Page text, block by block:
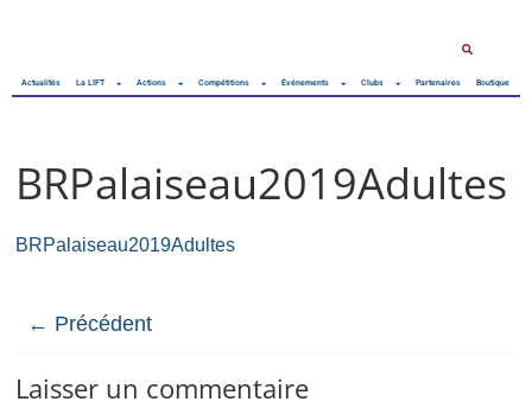
Actualités La LIFT Actions Compétitions Événements Clubs Partenaires Boutique
BRPalaiseau2019Adultes
BRPalaiseau2019Adultes
← Précédent
Laisser un commentaire